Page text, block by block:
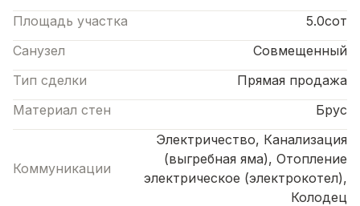
Площадь участка
5.0сот
Санузел
Совмещенный
Тип сделки
Прямая продажа
Материал стен
Брус
Коммуникации
Электричество, Канализация
(выгребная яма), Отопление
электрическое (электрокотел),
Колодец